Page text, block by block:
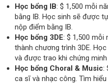
Học bổng IB: $ 1,500 mỗi
bằng IB. Học sinh sẽ được
nộp điểm bằng IB.
Học bổng 3DE: $ 1,500 mỗi
thành chương trình 3DE.
và được trao khi chứng
Học bổng Choral & Music:
ca sĩ và nhạc công. Tìm